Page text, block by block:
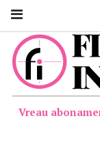
Vreau